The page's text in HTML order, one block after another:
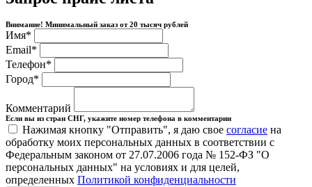
Внимание! Минимальный заказ от 20 тысяч рублей
Имя*
Email*
Телефон*
Город*
Комментарий
Если вы из стран СНГ, укажите номер телефона в комментарии
Нажимая кнопку "Отправить", я даю свое согласие на
обработку моих персональных данных в соответствии с
Федеральным законом от 27.07.2006 года № 152-ФЗ "О
персональных данных" на условиях и для целей,
определенных Политикой конфиденциальности